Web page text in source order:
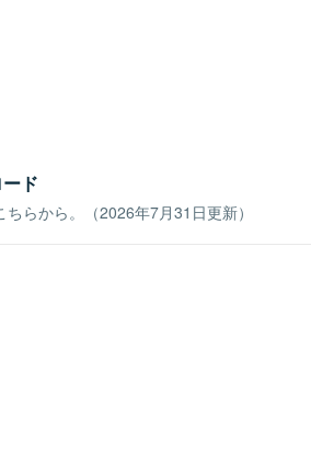
ド
らから。（2026年7月31日更新）